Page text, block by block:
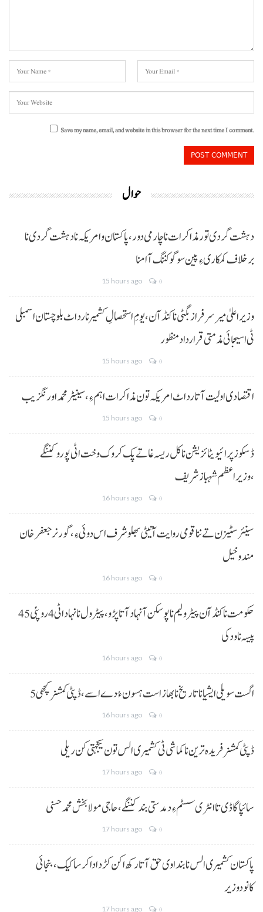
Save my name, email, and website in this browser for the next time I comment.
حوال
دہشت گردی تور مذاکرات نا چارمی دور،پاکستان و امریکہ نا دہشت گردی نا
برخلاف کمکاری ءِ پین سوگو کننگ آ امنا
15 hours ago 0
وزیراعلیٰ میر سرفراز بگٹی نا کنڈ آن،یومِ استحصالِ کشمیر نا رد اٹ بلوچستان اسمبلی
ٹی اسیجائی مذمتی قرارداد منظور
15 hours ago 0
اقتصادی اولیت آتا رد اٹ امریکہ تون مذاکرات اہم ءِ،سینیٹر محمد اورنگزیب
15 hours ago 0
ڈسکوز پرائیویٹائزیشن نا کل ریسہ غاتے پک کروک وخت اٹی پورو کننگے
،وزیراعظم شہباز شریف
16 hours ago 0
سینئر سٹیزن تے ننا قومی روایت آتیٹی بھلو شرف اس دوئی ءِ،گورنر جعفرخان
مندوخیل
16 hours ago 0
حکومت نا کنڈ آن پیٹرولیم نا پوسکن آ نہاد آتا پڑو،پیٹرول نا نہاد اٹی 4 روپئی 45
پیسہ نا ودکی
16 hours ago 0
5 اگست سویلی ایشیا نا تاریخ نا بھاز است ہسون ءُ دے اسے،ڈپٹی کمشنر کچھی
16 hours ago 0
ڈپٹی کمشنر فریدہ ترین نا کماشی ٹی کشمیری الس تون یکجہتی کن ریلی
17 hours ago 0
سائپا گاڈی تا انٹری سسٹم ءِ دمدستی بند کننگے، حاجی مولا بخش محمد حسنی
17 hours ago 0
پاکستان کشمیری الس نا بنداوی حق آتا رکھ اکن کڑد ادا کرسا کیک ،بنجائی
کانودوزیر
17 hours ago 0